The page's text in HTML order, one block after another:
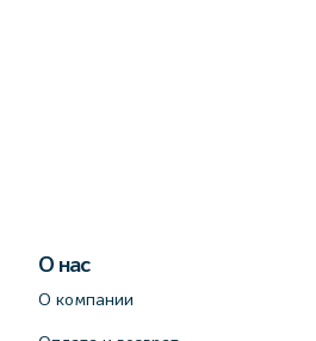
О нас
О компании